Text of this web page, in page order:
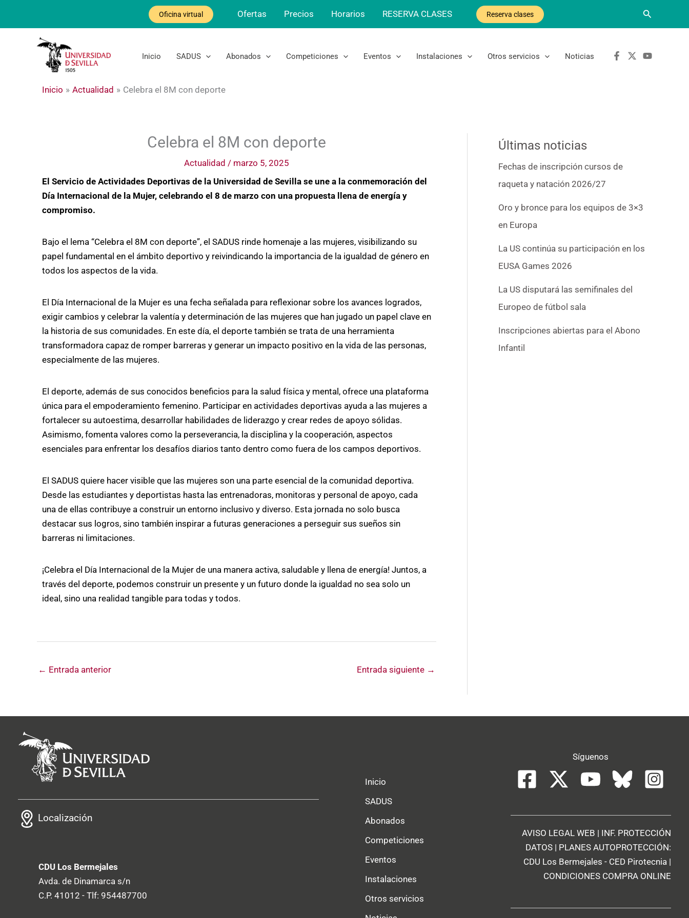
Oficina virtual Ofertas Precios Horarios RESERVA CLASES Reserva clases Buscar
Inicio SADUS Abonados Competiciones Eventos Instalaciones Otros servicios Noticias
Inicio Actualidad Celebra el 8M con deporte
Celebra el 8M con deporte
Actualidad / marzo 5, 2025
El Servicio de Actividades Deportivas de la Universidad de Sevilla se une a la conmemoración del
Día Internacional de la Mujer, celebrando el 8 de marzo con una propuesta llena de energía y
compromiso.
Bajo el lema “Celebra el 8M con deporte”, el SADUS rinde homenaje a las mujeres, visibilizando su
papel fundamental en el ámbito deportivo y reivindicando la importancia de la igualdad de género en
todos los aspectos de la vida.
El Día Internacional de la Mujer es una fecha señalada para reflexionar sobre los avances logrados,
exigir cambios y celebrar la valentía y determinación de las mujeres que han jugado un papel clave en
la historia de sus comunidades. En este día, el deporte también se trata de una herramienta
transformadora capaz de romper barreras y generar un impacto positivo en la vida de las personas,
especialmente de las mujeres.
El deporte, además de sus conocidos beneficios para la salud física y mental, ofrece una plataforma
única para el empoderamiento femenino. Participar en actividades deportivas ayuda a las mujeres a
fortalecer su autoestima, desarrollar habilidades de liderazgo y crear redes de apoyo sólidas.
Asimismo, fomenta valores como la perseverancia, la disciplina y la cooperación, aspectos
esenciales para enfrentar los desafíos diarios tanto dentro como fuera de los campos deportivos.
El SADUS quiere hacer visible que las mujeres son una parte esencial de la comunidad deportiva.
Desde las estudiantes y deportistas hasta las entrenadoras, monitoras y personal de apoyo, cada
una de ellas contribuye a construir un entorno inclusivo y diverso. Esta jornada no solo busca
destacar sus logros, sino también inspirar a futuras generaciones a perseguir sus sueños sin
barreras ni limitaciones.
¡Celebra el Día Internacional de la Mujer de una manera activa, saludable y llena de energía! Juntos, a
través del deporte, podemos construir un presente y un futuro donde la igualdad no sea solo un
ideal, sino una realidad tangible para todas y todos.
← Entrada anterior Entrada siguiente →
Últimas noticias
Fechas de inscripción cursos de
raqueta y natación 2026/27
Oro y bronce para los equipos de 3×3
en Europa
La US continúa su participación en los
EUSA Games 2026
La US disputará las semifinales del
Europeo de fútbol sala
Inscripciones abiertas para el Abono
Infantil
Localización
CDU Los Bermejales
Avda. de Dinamarca s/n
C.P. 41012 - Tlf: 954487700
Inicio
SADUS
Abonados
Competiciones
Eventos
Instalaciones
Otros servicios
Síguenos
AVISO LEGAL WEB | INF. PROTECCIÓN
DATOS | PLANES AUTOPROTECCIÓN:
CDU Los Bermejales - CED Pirotecnia |
CONDICIONES COMPRA ONLINE